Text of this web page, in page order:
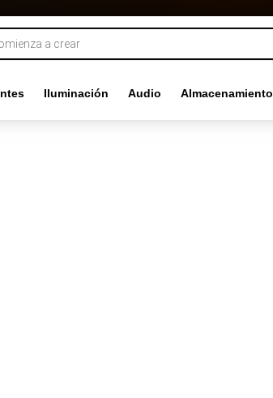
Iluminación Audio Almacenamiento